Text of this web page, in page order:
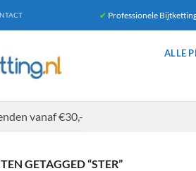
✔ Professionele
ALLE
vanaf €30,-
GETAGGED “STER”